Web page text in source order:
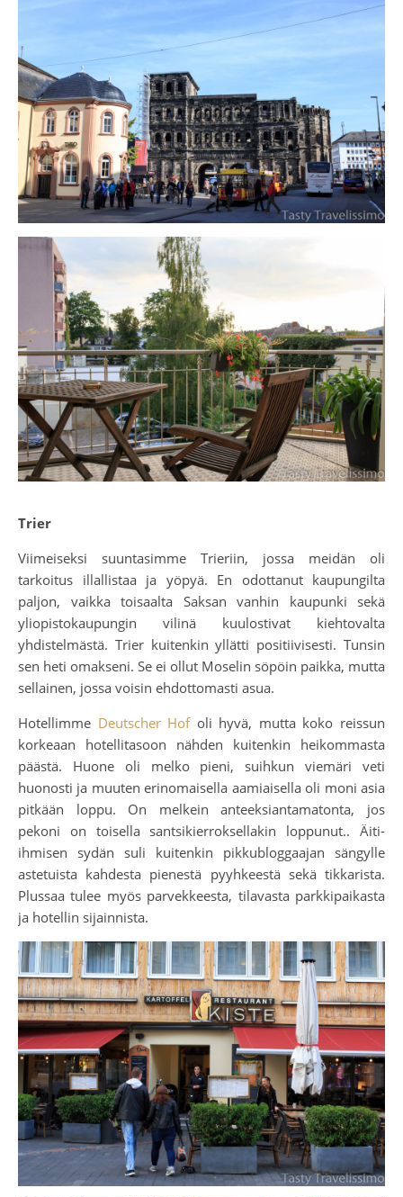
Trier
Viimeiseksi suuntasimme Trieriin, jossa meidän oli
tarkoitus illallistaa ja yöpyä. En odottanut kaupungilta
paljon, vaikka toisaalta Saksan vanhin kaupunki sekä
yliopistokaupungin vilinä kuulostivat kiehtovalta
yhdistelmästä. Trier kuitenkin yllätti positiivisesti. Tunsin
sen heti omakseni. Se ei ollut Moselin söpöin paikka, mutta
sellainen, jossa voisin ehdottomasti asua.
Hotellimme Deutscher Hofoli hyvä, mutta koko reissun
korkeaan hotellitasoon nähden kuitenkin heikommasta
päästä. Huone oli melko pieni, suihkun viemäri veti
huonosti ja muuten erinomaisella aamiaisella oli moni asia
pitkään loppu. On melkein anteeksiantamatonta, jos
pekoni on toisella santsikierroksellakin loppunut.. Äiti-
ihmisen sydän suli kuitenkin pikkubloggaajan sängylle
astetuista kahdesta pienestä pyyhkeestä sekä tikkarista.
Plussaa tulee myös parvekkeesta, tilavasta parkkipaikasta
ja hotellin sijainnista.